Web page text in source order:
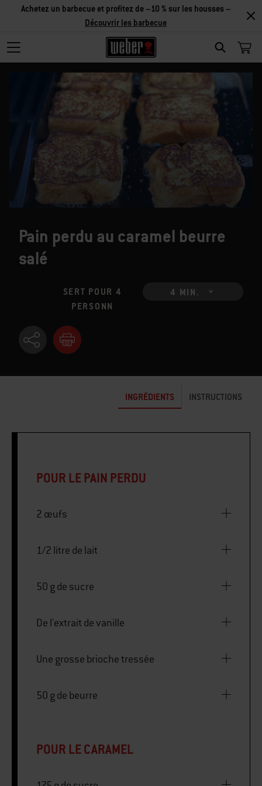
SEARCH
Achetez un barbecue et profitez de –10 % sur les housses –
Découvrir les barbecue
Pain perdu au caramel beurre
salé
SERT POUR 4
PERSONN
4 MIN.
INGRÉDIENTS INSTRUCTIONS
POUR LE PAIN PERDU
2 œufs
1/2 litre de lait
50 g de sucre
De l'extrait de vanille
Une grosse brioche tressée
50 g de beurre
POUR LE CARAMEL